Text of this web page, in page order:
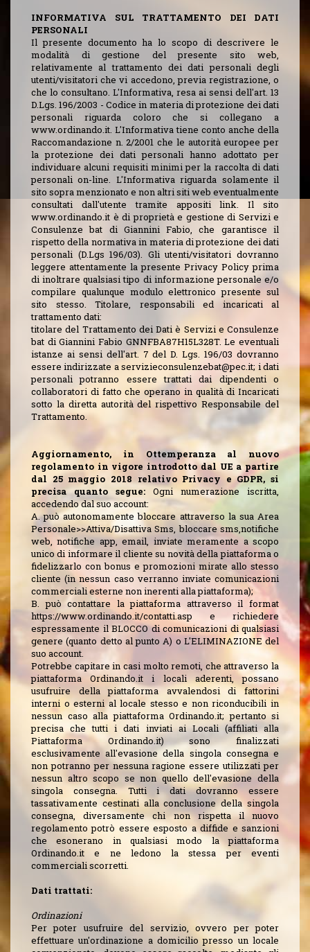
INFORMATIVA SUL TRATTAMENTO DEI DATI
PERSONALI
Il presente documento ha lo scopo di descrivere le
modalità di gestione del presente sito web,
relativamente al trattamento dei dati personali degli
utenti/visitatori che vi accedono, previa registrazione, o
che lo consultano. L'Informativa, resa ai sensi dell'art. 13
D.Lgs. 196/2003 - Codice in materia di protezione dei dati
personali riguarda coloro che si collegano a
www.ordinando.it. L'Informativa tiene conto anche della
Raccomandazione n. 2/2001 che le autorità europee per
la protezione dei dati personali hanno adottato per
individuare alcuni requisiti minimi per la raccolta di dati
personali on-line. L'Informativa riguarda solamente il
sito sopra menzionato e non altri siti web eventualmente
consultati dall'utente tramite appositi link. Il sito
www.ordinando.it è di proprietà e gestione di Servizi e
Consulenze bat di Giannini Fabio, che garantisce il
rispetto della normativa in materia di protezione dei dati
personali (D.Lgs 196/03). Gli utenti/visitatori dovranno
leggere attentamente la presente Privacy Policy prima
di inoltrare qualsiasi tipo di informazione personale e/o
compilare qualunque modulo elettronico presente sul
sito stesso. Titolare, responsabili ed incaricati al
trattamento dati:
titolare del Trattamento dei Dati è Servizi e Consulenze
bat di Giannini Fabio GNNFBA87H15L328T. Le eventuali
istanze ai sensi dell'art. 7 del D. Lgs. 196/03 dovranno
essere indirizzate aservizieconsulenzebat@pec.it; i dati
personali potranno essere trattati dai dipendenti o
collaboratori di fatto che operano in qualità di Incaricati
sotto la diretta autorità del rispettivo Responsabile del
Trattamento.
Aggiornamento, in Ottemperanza al nuovo
regolamento in vigore introdotto dal UE a partire
dal 25 maggio 2018 relativo Privacy e GDPR, si
precisa quanto segue: Ogni numerazione iscritta,
accedendo dal suo account:
A. può autonomamente bloccare attraverso la sua Area
Personale>>Attiva/Disattiva Sms, bloccare sms,notifiche
web, notifiche app, email, inviate meramente a scopo
unico di informare il cliente su novità della piattaforma o
fidelizzarlo con bonus e promozioni mirate allo stesso
cliente (in nessun caso verranno inviate comunicazioni
commerciali esterne non inerenti alla piattaforma);
B. può contattare la piattaforma attraverso il format
https://www.ordinando.it/contatti.asp e richiedere
espressamente il BLOCCO di comunicazioni di qualsiasi
genere (quanto detto al punto A) o L'ELIMINAZIONE del
suo account.
Potrebbe capitare in casi molto remoti, che attraverso la
piattaforma Ordinando.it i locali aderenti, possano
usufruire della piattaforma avvalendosi di fattorini
interni o esterni al locale stesso e non riconducibili in
nessun caso alla piattaforma Ordinando.it; pertanto si
precisa che tutti i dati inviati ai Locali (affiliati alla
Piattaforma Ordinando.it) sono finalizzati
esclusivamente all'evasione della singola consegna e
non potranno per nessuna ragione essere utilizzati per
nessun altro scopo se non quello dell'evasione della
singola consegna. Tutti i dati dovranno essere
tassativamente cestinati alla conclusione della singola
consegna, diversamente chi non rispetta il nuovo
regolamento potrò essere esposto a diffide e sanzioni
che esonerano in qualsiasi modo la piattaforma
Ordinando.it e ne ledono la stessa per eventi
commerciali scorretti.
Dati trattati:
Ordinazioni
Per poter usufruire del servizio, ovvero per poter
effettuare un'ordinazione a domicilio presso un locale